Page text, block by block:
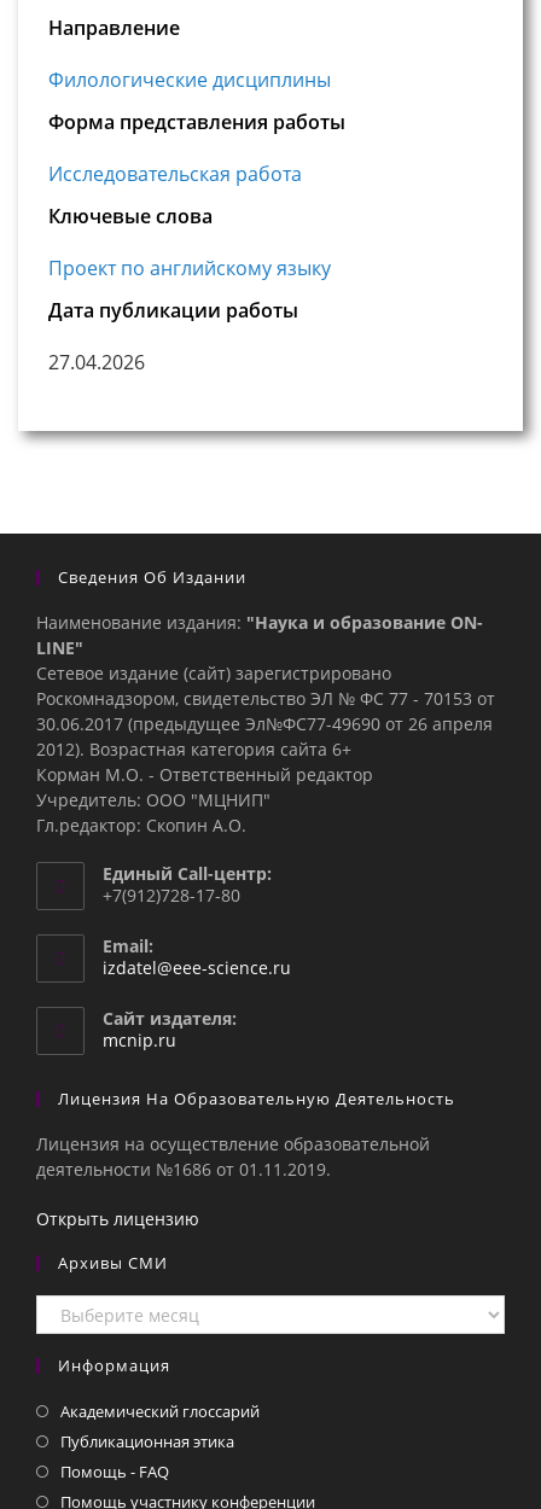
Направление
Филологические дисциплины
Форма представления работы
Исследовательская работа
Ключевые слова
Проект по английскому языку
Дата публикации работы
27.04.2026
Сведения Об Издании
Наименование издания: "Наука и образование ON-
LINE"
Сетевое издание (сайт) зарегистрировано
Роскомнадзором, свидетельство ЭЛ № ФС 77 - 70153 от
30.06.2017 (предыдущее Эл№ФC77-49690 от 26 апреля
2012). Возрастная категория сайта 6+
Корман М.О. - Ответственный редактор
Учредитель: ООО "МЦНИП"
Гл.редактор: Скопин А.О.
Единый Call-центр:
+7(912)728-17-80
Email:
izdatel@eee-science.ru
Сайт издателя:
mcnip.ru
Лицензия На Образовательную Деятельность
Лицензия на осуществление образовательной
деятельности №1686 от 01.11.2019.
Открыть лицензию
Архивы СМИ
Архивы
СМИ
Информация
Академический глоссарий
Публикационная этика
Помощь - FAQ
Помощь участнику конференции